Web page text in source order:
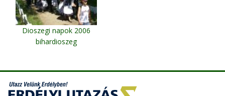
Dioszegi napok 2006
bihardioszeg